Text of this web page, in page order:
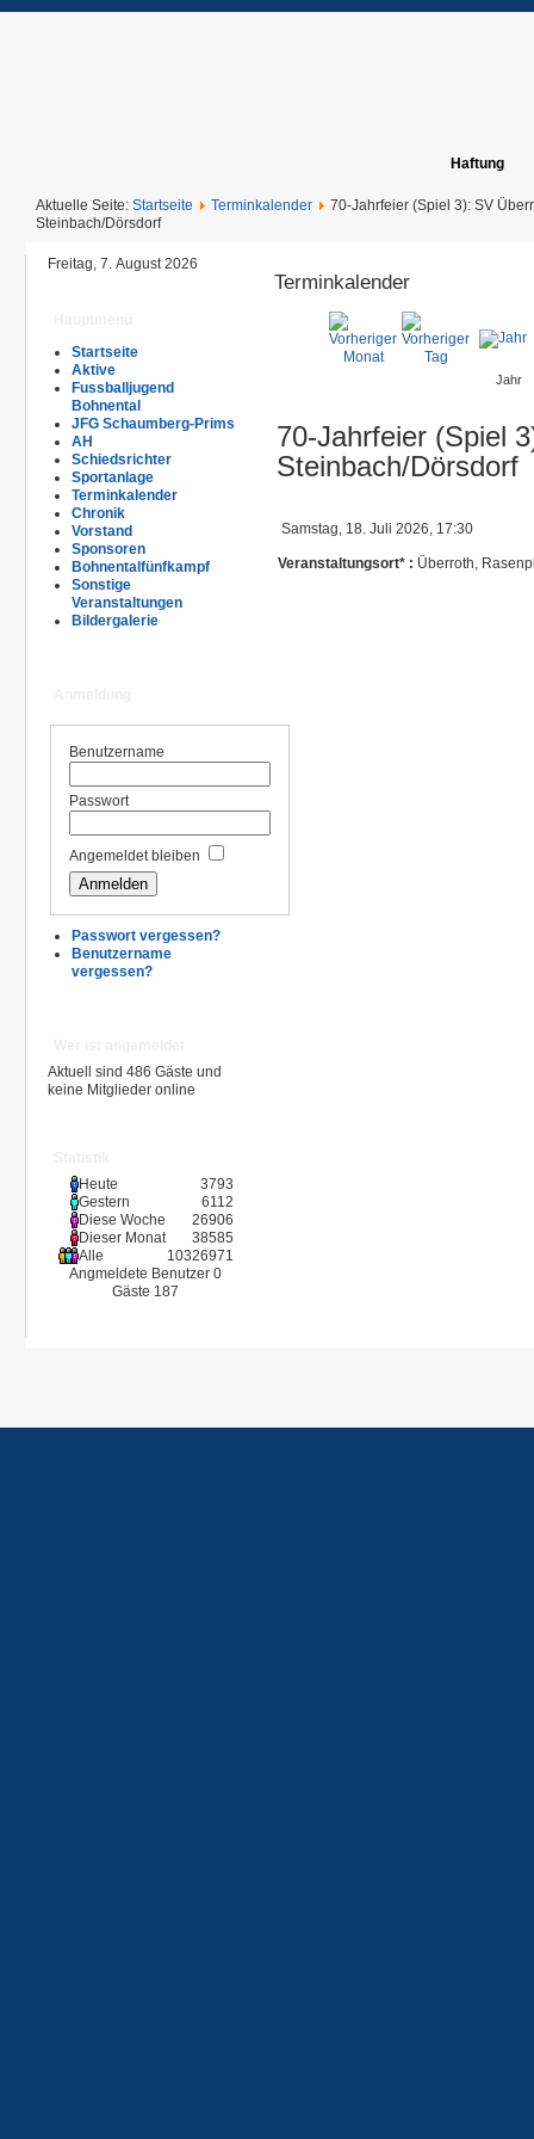
Haftung
Aktuelle Seite: Startseite Terminkalender
70-Jahrfeier (Spiel 3): SV
Steinbach/Dörsdorf
Freitag, 7. August 2026
Startseite
Aktive
Fussballjugend
Bohnental
JFG Schaumberg-Prims
AH
Schiedsrichter
Sportanlage
Terminkalender
Chronik
Vorstand
Sponsoren
Bohnentalfünfkampf
Sonstige
Veranstaltungen
Bildergalerie
Benutzername
Passwort
Angemeldet bleiben
Passwort vergessen?
Benutzername
vergessen?
Aktuell sind 486 Gäste und
keine Mitglieder online
Heute
3793
Gestern
6112
Diese Woche
26906
Dieser Monat
38585
Alle
10326971
Angmeldete Benutzer 0
Gäste 187
Terminkalender
Jahr
70-Jahrfeier (Spiel
Steinbach/Dörsdorf
Samstag, 18. Juli 2026, 17:30
Veranstaltungsort* : Überroth,